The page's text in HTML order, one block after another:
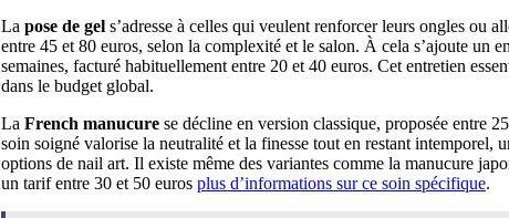
La pose de gel s’adresse à celles qui veulent renforcer leurs ongles ou
entre 45 et 80 euros, selon la complexité et le salon. À cela s’ajoute un
semaines, facturé habituellement entre 20 et 40 euros. Cet entretien
dans le budget global.
La French manucure se décline en version classique, proposée entre
soin soigné valorise la neutralité et la finesse tout en restant intemporel,
options de nail art. Il existe même des variantes comme la manucure
un tarif entre 30 et 50 euros plus d’informations sur ce soin spécifique.